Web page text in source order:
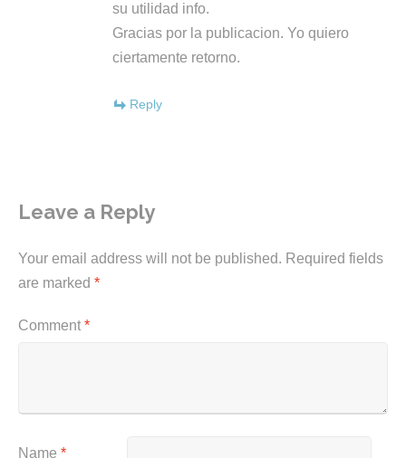
su utilidad info.
Gracias por la publicacion. Yo quiero
ciertamente retorno.
Reply
Leave a Reply
Your email address will not be published. Required fields
are marked *
Comment *
Name *